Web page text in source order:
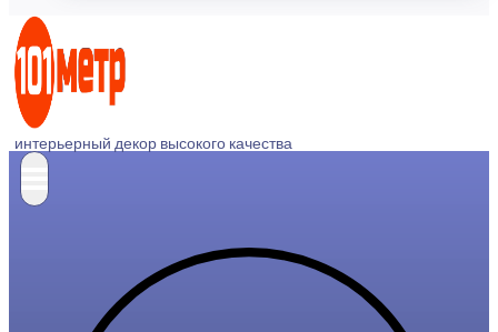
интерьерный декор высокого качества